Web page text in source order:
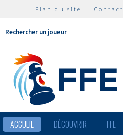
Plan du site | Contact
Rechercher un joueur
ACCUEIL DÉCOUVRIR FFE